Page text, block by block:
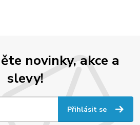
novinky, akce a
slevy!
Přihlásit se